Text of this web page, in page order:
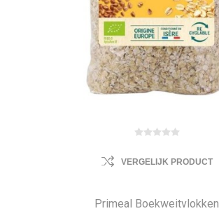
VERGELIJK PRODUCT
Primeal Boekweitvlokken